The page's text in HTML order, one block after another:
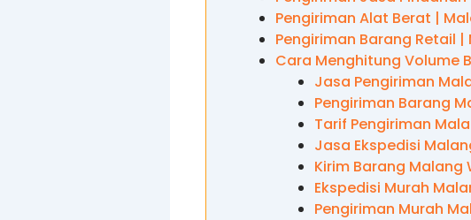
Pengiriman Alat Berat |
Pengiriman Barang Retail
Cara Menghitung Volume
Jasa Pengiriman
Pengiriman Barang
Tarif Pengiriman
Jasa Ekspedisi
Kirim Barang Malang
Ekspedisi Murah
Pengiriman Murah